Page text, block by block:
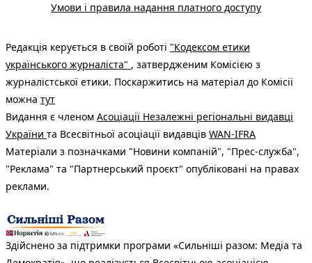
Умови і правила надання платного доступу
Редакція керується в своїй роботі "Кодексом етики
українського журналіста" , затвердженим Комісією з
журналістської етики. Поскаржитись на матеріал до Комісії
можна тут
Видання є членом Асоціації Незалежні регіональні видавці
України та Всесвітньої асоціації видавців WAN-IFRA
Матеріали з позначками "Новини компаній", "Прес-служба",
"Реклама" та "Партнерський проєкт" опубліковані на правах
реклами.
Здійснено за підтримки програми «Сильніші разом: Медіа та